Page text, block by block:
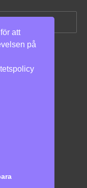
att
på